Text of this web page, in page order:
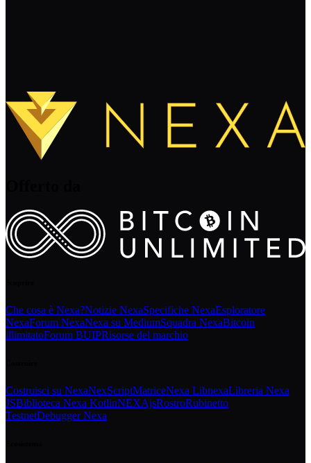
Che cosa è Nexa?Notizie NexaSpecifiche NexaEsploratore
NexaForum NexaNexa su MediumSquadra NexaBitcoin
illimitatoForum BUIPRisorse del marchio
Costruisci su NexaNexScriptMatriceNexa LibnexaLibreria Nexa
JSBiblioteca Nexa KotlinNEXAjsRostroRubinetto
TestnetDebugger Nexa